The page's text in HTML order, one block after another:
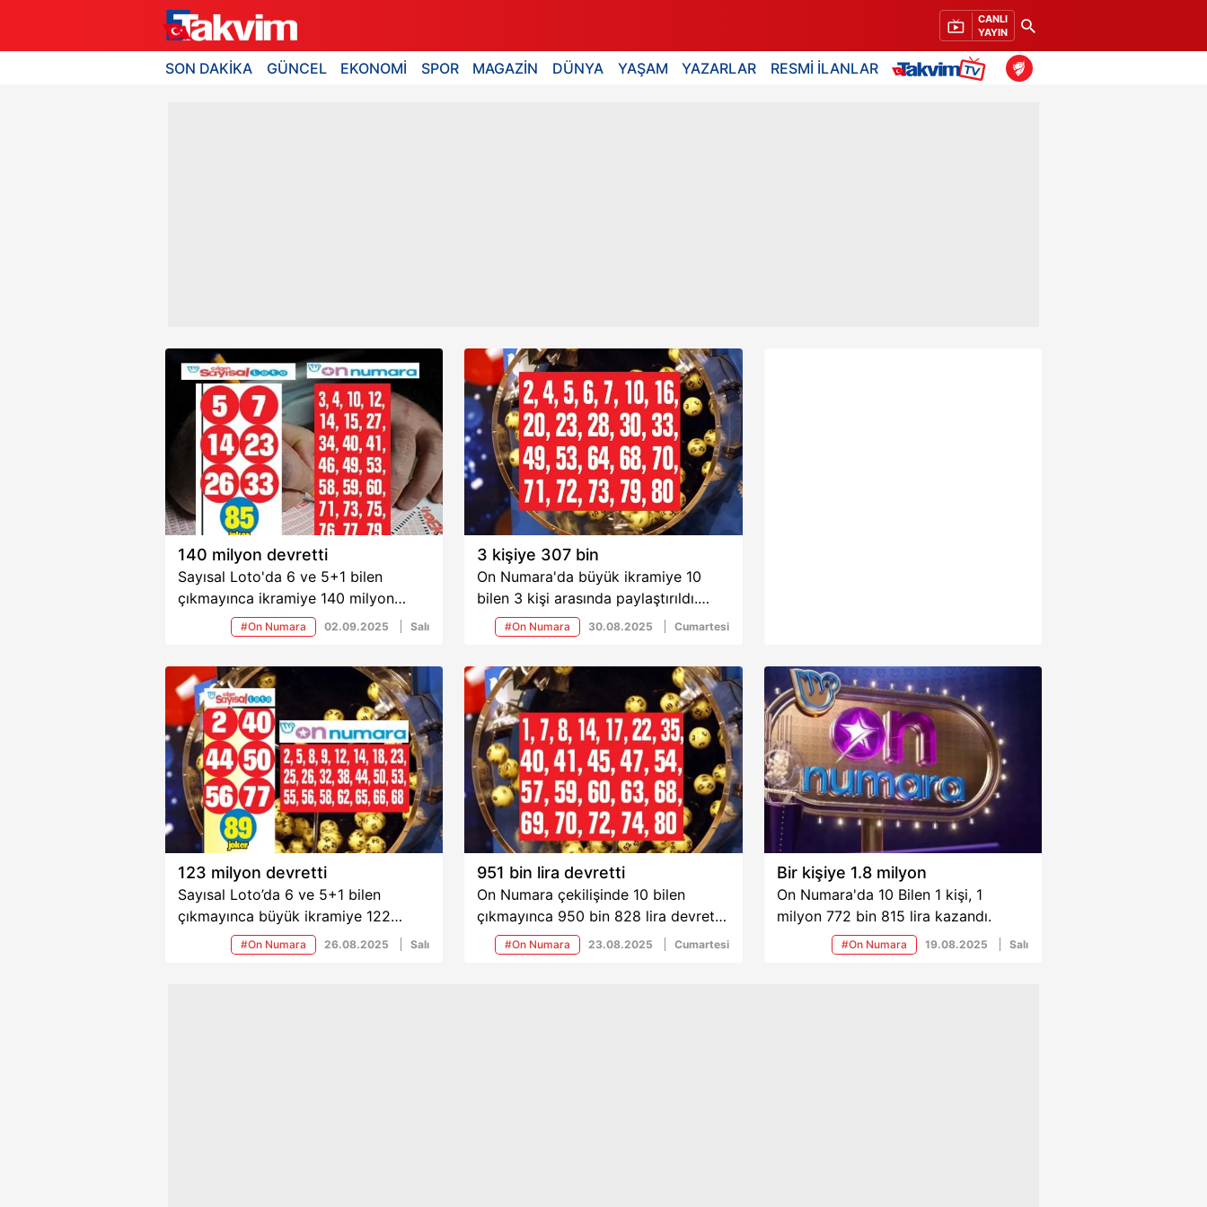
CANLI
YAYIN
SON DAKİKA GÜNCEL EKONOMİ SPOR MAGAZİN DÜNYA YAŞAM YAZARLAR RESMİ İLANLAR
140 milyon devretti
Sayısal Loto'da 6 ve 5+1 bilen
çıkmayınca ikramiye 140 milyon
liraya yaklaşırken, On Numara’da da
10 bilen olmayınca 737 bin lira
devretti. Diğer kademelerde
kazananlar ise belirlenen tutarları
almaya devam ediyor.
#On Numara 02.09.2025 Salı
3 kişiye 307 bin
On Numara'da büyük ikramiye 10
bilen 3 kişi arasında paylaştırıldı.
Talihlilerin her biri 307 bin 389 lira
kazandı. Hiçbir numarayı
tutturamayanlar ise 34 lira ikramiye
aldı.
#On Numara 30.08.2025 Cumartesi
123 milyon devretti
Sayısal Loto’da 6 ve 5+1 bilen
çıkmayınca büyük ikramiye 122
milyon 975 bin liraya yükseldi. On
Numara’da ise 10 bilen 4 kişi 446 bin
#On Numara 26.08.2025 Salı
951 bin lira devretti
On Numara çekilişinde 10 bilen
çıkmayınca 950 bin 828 lira devretti.
9 bilenler 22 bin 19 lira kazanırken,
hiçbir numarayı bilemeyenler 33 lira
#On Numara 23.08.2025 Cumartesi
Bir kişiye 1.8 milyon
On Numara'da 10 Bilen 1 kişi, 1
milyon 772 bin 815 lira kazandı.
#On Numara 19.08.2025 Salı